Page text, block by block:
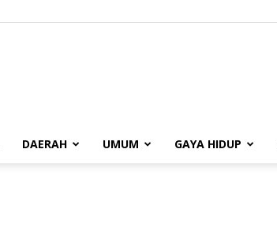
DAERAH UMUM GAYA HIDUP